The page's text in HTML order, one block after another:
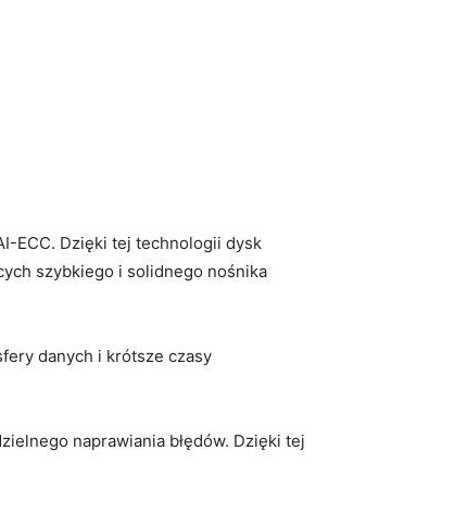
ECC. Dzięki tej technologii dysk
szybkiego ⁢i solidnego nośnika
danych i krótsze czasy
naprawiania błędów. Dzięki tej